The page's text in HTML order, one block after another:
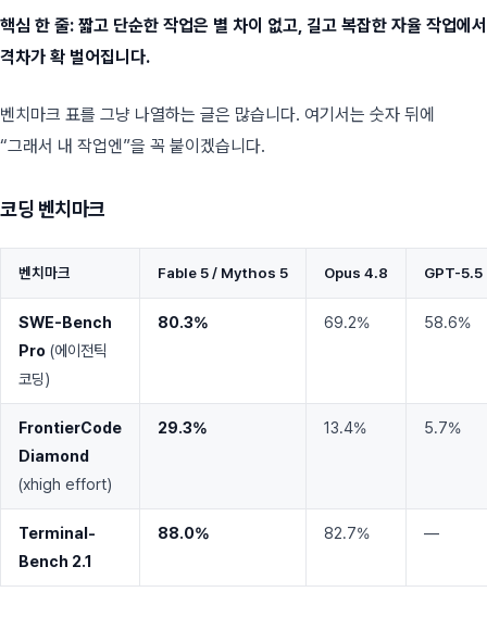
핵심 한 줄: 짧고 단순한 작업은 별 차이 없고, 길고 복잡한 자율 작업에서
격차가 확 벌어집니다.
벤치마크 표를 그냥 나열하는 글은 많습니다. 여기서는 숫자 뒤에
“그래서 내 작업엔”을 꼭 붙이겠습니다.
코딩 벤치마크
벤치마크 Fable 5 / Mythos 5 Opus 4.8 GPT-5.5
SWE-Bench
Pro (에이전틱
코딩)
80.3% 69.2% 58.6%
FrontierCode
Diamond
(xhigh effort)
29.3% 13.4% 5.7%
Terminal-
Bench 2.1
88.0% 82.7% —